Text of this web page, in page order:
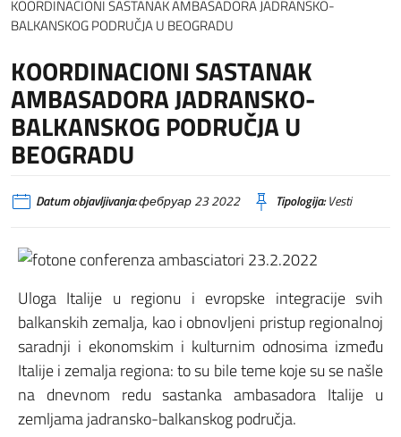
KOORDINACIONI SASTANAK AMBASADORA JADRANSKO-
BALKANSKOG PODRUČJA U BEOGRADU
KOORDINACIONI SASTANAK
AMBASADORA JADRANSKO-
BALKANSKOG PODRUČJA U
BEOGRADU
Datum objavljivanja:фебруар 23 2022 Tipologija:Vesti
Uloga Italije u regionu i evropske integracije svih
balkanskih zemalja, kao i obnovljeni pristup regionalnoj
saradnji i ekonomskim i kulturnim odnosima između
Italije i zemalja regiona: to su bile teme koje su se našle
na dnevnom redu sastanka ambasadora Italije u
zemljama jadransko-balkanskog područja.